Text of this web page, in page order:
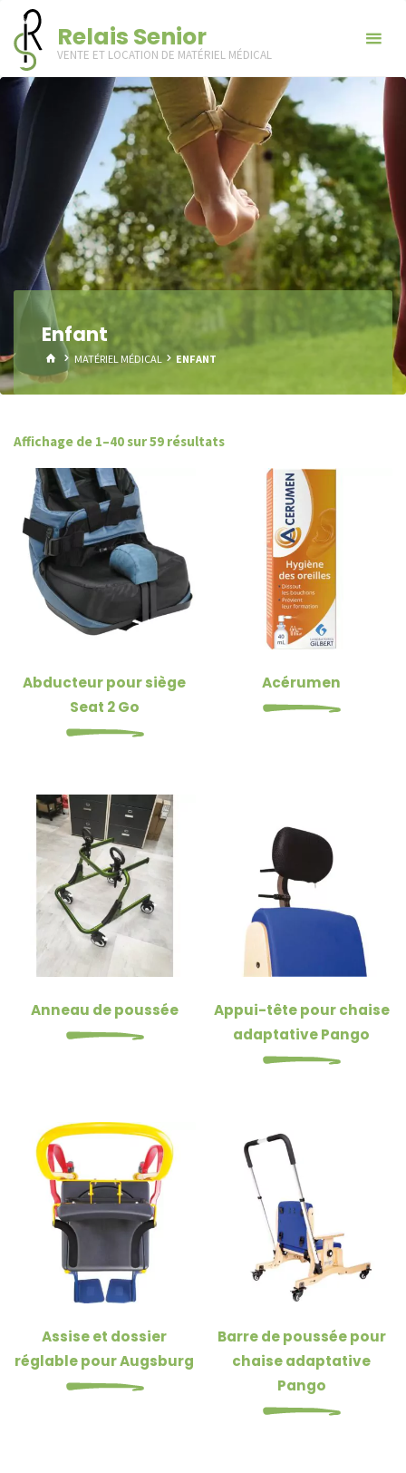
content
Relais Senior
VENTE ET LOCATION DE MATÉRIEL MÉDICAL
Enfant
HOMEMATÉRIEL MÉDICAL ENFANT
Affichage de 1–40 sur 59 résultats
Abducteur pour siège
Seat 2 Go
Acérumen
Anneau de poussée
Appui-tête pour chaise
adaptative Pango
Assise et dossier
réglable pour Augsburg
Barre de poussée pour
chaise adaptative
Pango